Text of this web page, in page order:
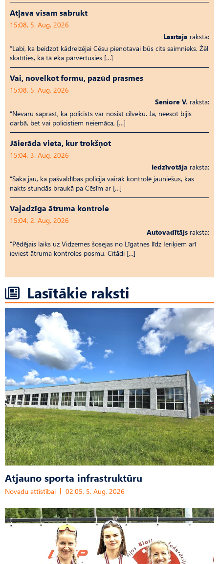
Atļāva visam sabrukt
15:08, 5. Aug, 2026
Lasītāja raksta:
“Labi, ka beidzot kādreizējai Cēsu pienotavai būs cits saimnieks. Žēl
skatīties, kā tā ēka pārvērtusies […]
Vai, novelkot formu, pazūd prasmes
15:08, 5. Aug, 2026
Seniore V. raksta:
“Nevaru saprast, kā policists var nosist cilvēku. Jā, neesot bijis
darbā, bet vai policistiem neiemāca, […]
Jāierāda vieta, kur trokšņot
15:04, 3. Aug, 2026
Iedzīvotāja raksta:
“Saka jau, ka pašvaldības policija vairāk kontrolē jauniešus, kas
nakts stundās braukā pa Cēsīm ar […]
Vajadzīga ātruma kontrole
15:04, 2. Aug, 2026
Autovadītājs raksta:
“Pēdējais laiks uz Vid­ze­mes šosejas no Līgatnes līdz Ieriķiem arī
ieviest ātruma kontroles posmu. Citādi […]
Lasītākie raksti
Atjauno sporta infrastruktūru
Novadu attīstībai 02:05, 5. Aug, 2026